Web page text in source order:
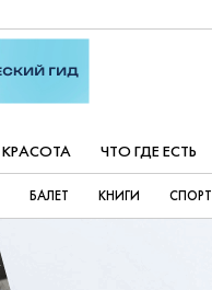
КРАСОТА ЧТО ГДЕ ЕСТЬ
БАЛЕТ КНИГИ СПОРТ